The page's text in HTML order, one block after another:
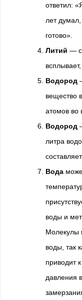
ответил:
лет
готово».
Литий —
Водород
вещество
атомов во
Водород
литра
Вода
воды и
Молекулы
воды, так
приводит
давления